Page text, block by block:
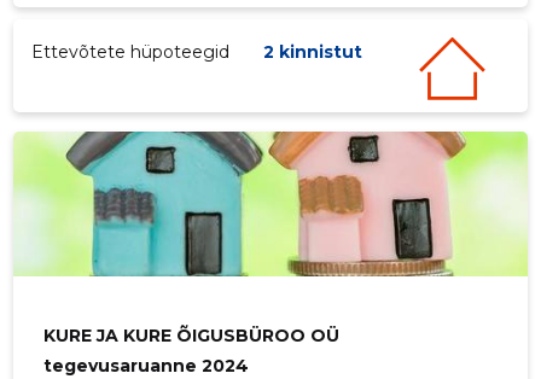
Ettevõtete hüpoteegid 2 kinnistut
KURE JA KURE ÕIGUSBÜROO OÜ
tegevusaruanne 2024